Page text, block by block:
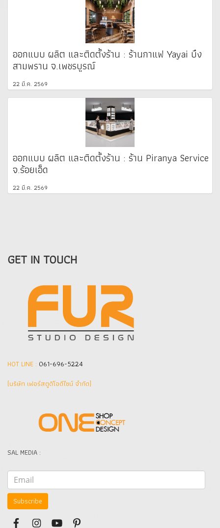
ออกแบบ ผลิต และติดตั้งร้าน : ร้านกาแฟ Yayai บึง
สามพราน จ.เพชรบูรณ์
22 มี.ค. 2569
ออกแบบ ผลิต และติดตั้งร้าน : ร้าน Piranya Service
จ.ร้อยเอ็ด
22 มี.ค. 2569
GET IN TOUCH
HOT LINE : 061-696-5224
(บริษัท เฟอร์สตูดิโอดีไซน์ จำกัด]
SAL MEDIA :
Subscribe